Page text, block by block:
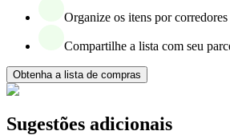
Organize os itens por
Compartilhe a lista com seu
Obtenha a lista de compras
Sugestões adicionais